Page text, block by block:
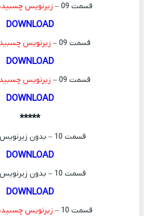
قسمت 09 – زیرنویس
DOWNLOAD
قسمت 09 – زیرنویس
DOWNLOAD
قسمت 09 – زیرنویس
DOWNLOAD
*****
قسمت 10 – بدون زیرنویس – 720P
DOWNLOAD
قسمت 10 – بدون زیرنویس – 480P
DOWNLOAD
قسمت 10 – زیرنویس